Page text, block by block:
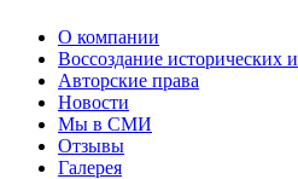
О компании
Воссоздание исторических
Авторские права
Новости
Мы в СМИ
Отзывы
Галерея